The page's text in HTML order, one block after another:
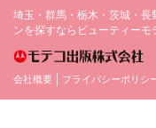
埼玉・群馬・栃木・茨城・長
ンを探すならビューティーモ
会社概要 プライバシーポリシ